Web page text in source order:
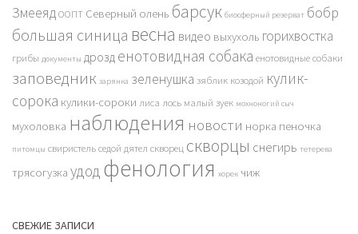
ЗмееядООПТ Северный олень барсук биосферный резерват бобр
большая синица весна видео выхухоль горихвостка
грибы документы дрозд енотовидная собака енотовидные собаки
заповедник зарянка зеленушка зяблик козодой кулик-
сорока кулики-сороки лиса лось малый зуек мохноногий сыч
мухоловка наблюдения новости норка пеночка
питомцы свиристельседой дятел скворец скворцы снегирь тетерева
трясогузка удод фенология хорек чиж
СВЕЖИЕ ЗАПИСИ